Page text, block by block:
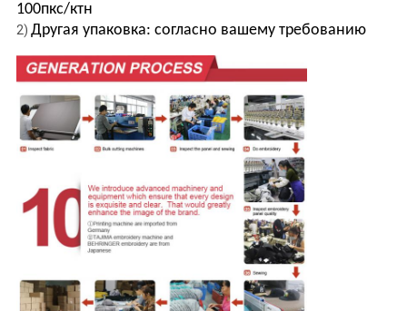
100пкс/ктн
2) Другая упаковка: согласно вашему требованию